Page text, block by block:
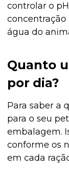
controlar o
água do
Quanto
por dia?
Para saber a
para o seu
embalagem.
conforme os
em cada